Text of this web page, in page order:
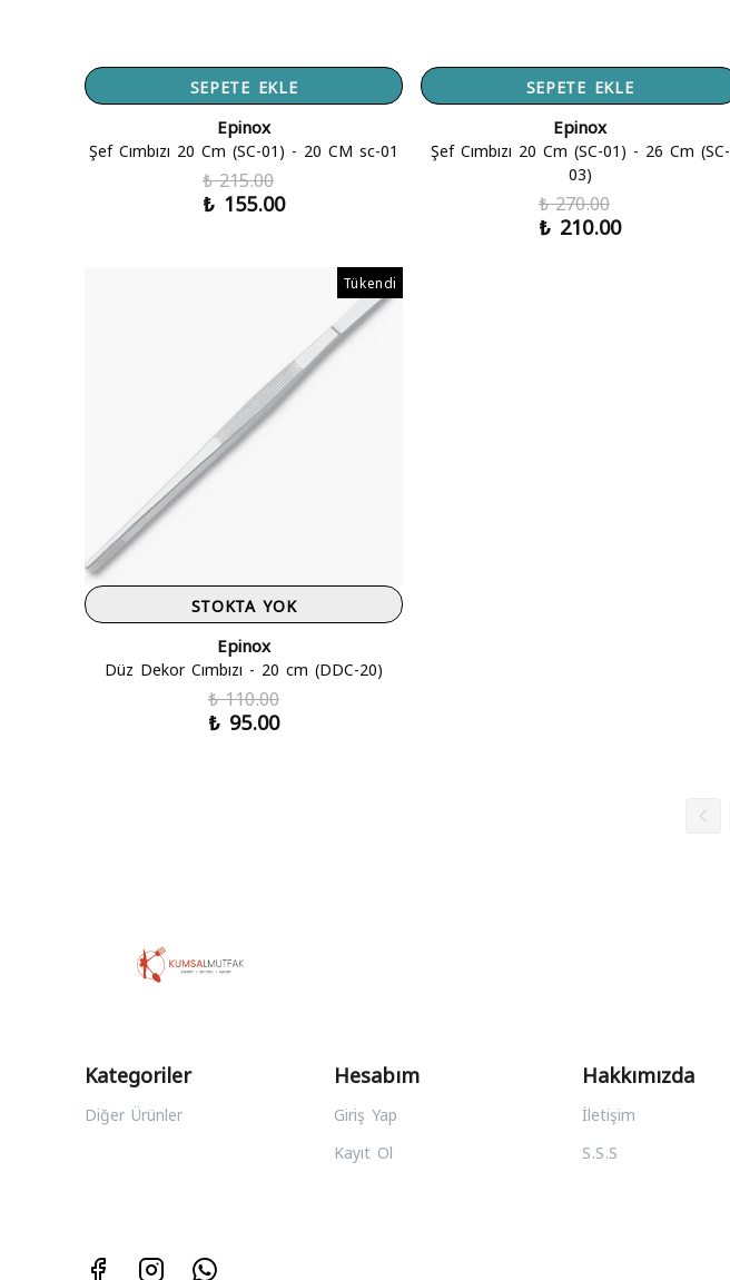
SEPETE EKLE
Epinox
Şef Cımbızı 20 Cm (SC-01) - 20 CM sc-01
₺ 215.00
₺ 155.00
SEPETE EKLE
Epinox
Şef Cımbızı 20 Cm (SC-01) - 26 Cm (SC-
03)
₺ 270.00
₺ 210.00
Tükendi
STOKTA YOK
Epinox
Düz Dekor Cımbızı - 20 cm (DDC-20)
₺ 110.00
₺ 95.00
Kategoriler
Diğer Ürünler
Hesabım
Giriş Yap
Kayıt Ol
Hakkımızda
İletişim
S.S.S